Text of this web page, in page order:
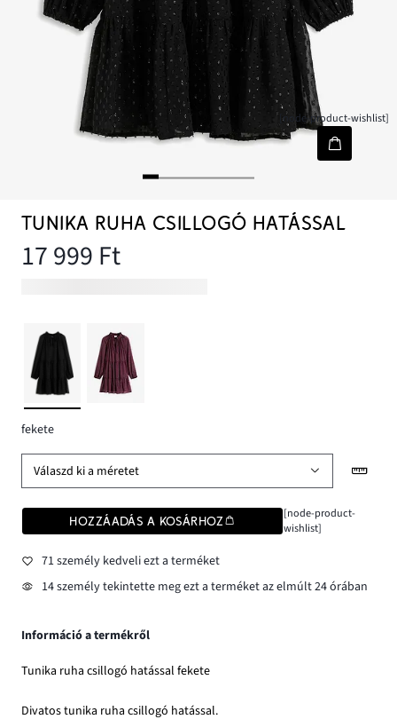
[node-product-wishlist]
TUNIKA RUHA CSILLOGÓ HATÁSSAL
17 999 Ft
fekete
Válaszd ki a méretet
HOZZÁADÁS A KOSÁRHOZ
[node-product-
wishlist]
71 személy kedveli ezt a terméket
14 személy tekintette meg ezt a terméket az elmúlt 24 órában
Információ a termékről
Tunika ruha csillogó hatással fekete
Divatos tunika ruha csillogó hatással.